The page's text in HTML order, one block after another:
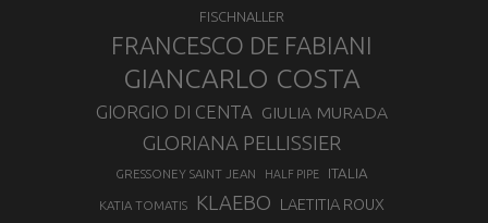
FISCHNALLER
FRANCESCO DE FABIANI
GIANCARLO COSTA
GIORGIO DI CENTA GIULIA MURADA
GLORIANA PELLISSIER
GRESSONEY SAINT JEAN HALF PIPE ITALIA
KATIA TOMATIS KLAEBO LAETITIA ROUX